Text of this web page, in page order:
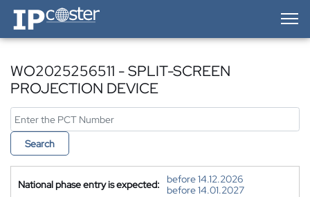
IP-Coster — Home
WO2025256511 - SPLIT-SCREEN
PROJECTION DEVICE
Search
National phase entry is expected:
before 14.12.2026
before 14.01.2027